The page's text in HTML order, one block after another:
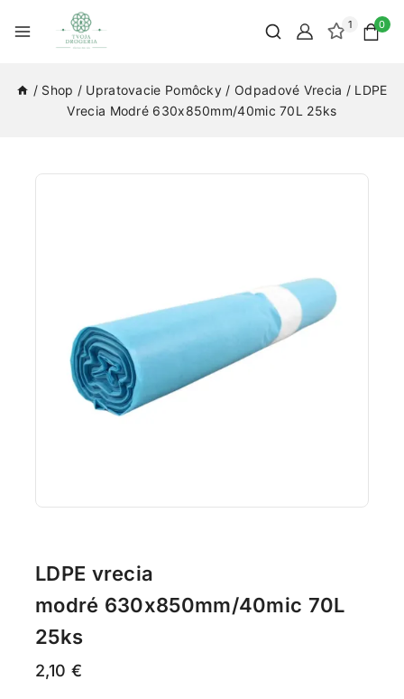
1 0
/ Shop / Upratovacie Pomôcky / Odpadové Vrecia / LDPE
Vrecia Modré 630x850mm/40mic 70L 25ks
LDPE vrecia
modré 630x850mm/40mic 70L
25ks
2,10 €
9 produktov predaných za posledných 9 hodín